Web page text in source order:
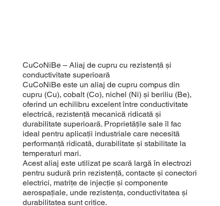
CuCoNiBe – Aliaj de cupru cu rezistență și
conductivitate superioară
CuCoNiBe este un aliaj de cupru compus din
cupru (Cu), cobalt (Co), nichel (Ni) și beriliu (Be),
oferind un echilibru excelent între conductivitate
electrică, rezistență mecanică ridicată și
durabilitate superioară. Proprietățile sale îl fac
ideal pentru aplicații industriale care necesită
performanță ridicată, durabilitate și stabilitate la
temperaturi mari.
Acest aliaj este utilizat pe scară largă în electrozi
pentru sudură prin rezistență, contacte și conectori
electrici, matrițe de injecție și componente
aerospațiale, unde rezistența, conductivitatea și
durabilitatea sunt critice.